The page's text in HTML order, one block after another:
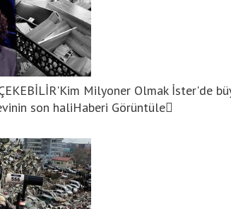
'Kim Milyoner Olmak İster'de
son haliHaberi Görüntüle